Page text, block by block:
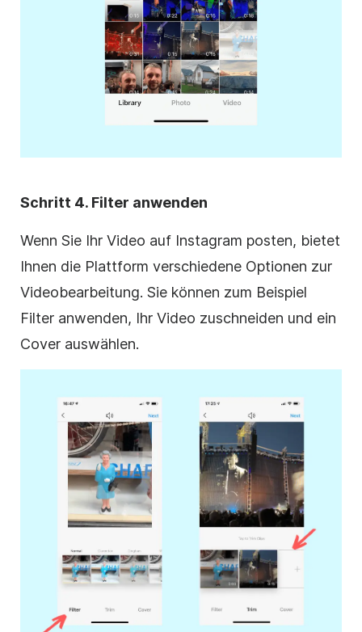
Schritt 4. Filter anwenden
Wenn Sie Ihr Video auf Instagram posten, bietet
Ihnen die Plattform verschiedene Optionen zur
Videobearbeitung. Sie können zum Beispiel
Filter anwenden, Ihr Video zuschneiden und ein
Cover auswählen.